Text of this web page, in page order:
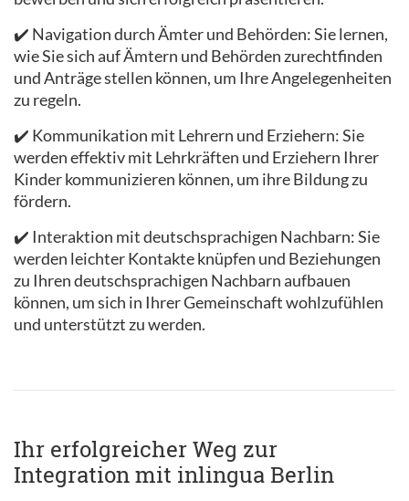
✔️ Navigation durch Ämter und Behörden: Sie lernen,
wie Sie sich auf Ämtern und Behörden zurechtfinden
und Anträge stellen können, um Ihre Angelegenheiten
zu regeln.
✔️ Kommunikation mit Lehrern und Erziehern: Sie
werden effektiv mit Lehrkräften und Erziehern Ihrer
Kinder kommunizieren können, um ihre Bildung zu
fördern.
✔️ Interaktion mit deutschsprachigen Nachbarn: Sie
werden leichter Kontakte knüpfen und Beziehungen
zu Ihren deutschsprachigen Nachbarn aufbauen
können, um sich in Ihrer Gemeinschaft wohlzufühlen
und unterstützt zu werden.
Ihr erfolgreicher Weg zur
Integration mit inlingua Berlin